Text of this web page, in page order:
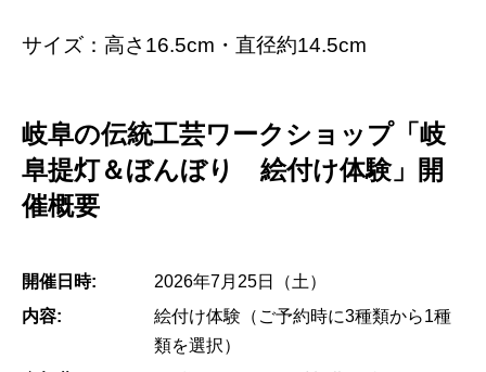
サイズ：高さ16.5cm・直径約14.5cm
岐阜の伝統工芸ワークショップ「岐
阜提灯＆ぼんぼり 絵付け体験」開
催概要
開催日時:
2026年7月25日（土）
内容:
絵付け体験（ご予約時に3種類から1種
類を選択）